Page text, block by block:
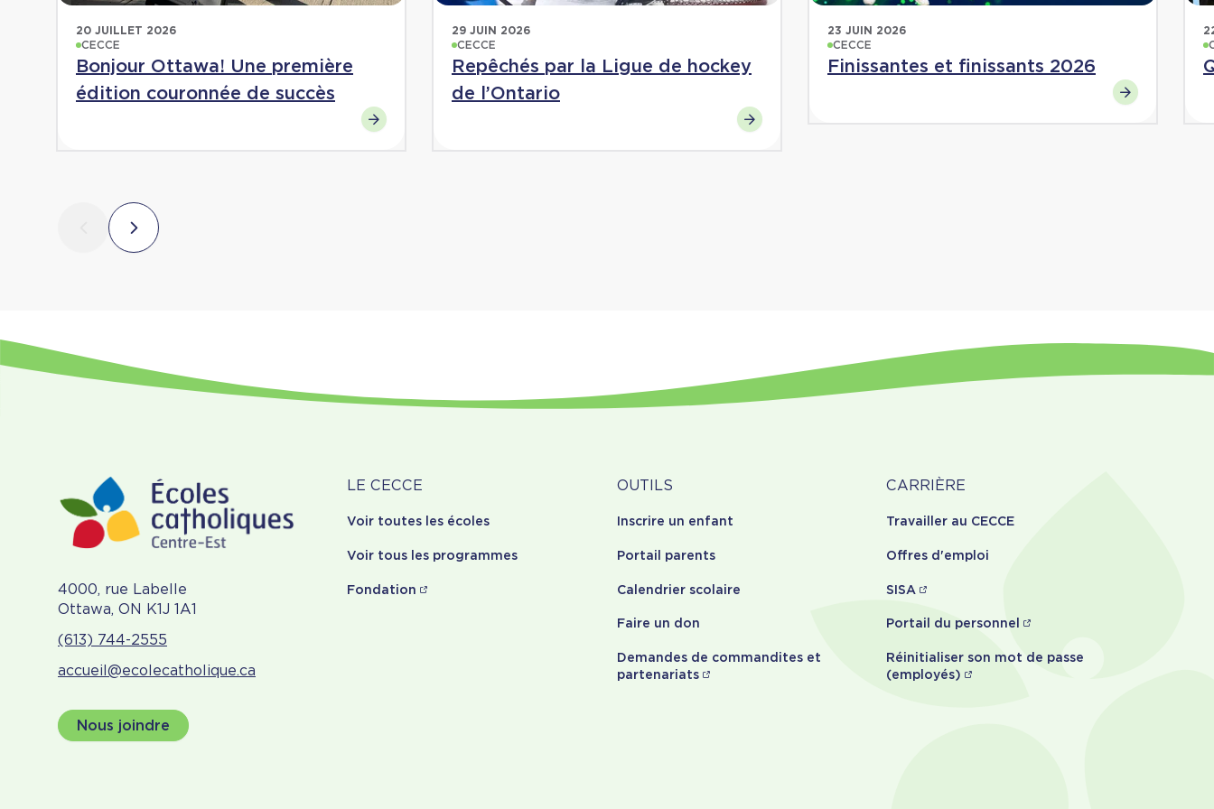
20 JUILLET 2026
CECCE
Bonjour Ottawa! Une première
édition couronnée de succès
29 JUIN 2026
CECCE
Repêchés par la Ligue de hockey
de l’Ontario
23 JUIN 2026
CECCE
Finissantes et finissants 2026
4000, rue Labelle
Ottawa, ON K1J 1A1
(613) 744-2555
accueil@ecolecatholique.ca
Nous joindre
À
propos
LE CECCE
Voir toutes les écoles
Voir tous les programmes
Fondation
Outils
OUTILS
Inscrire un enfant
Portail parents
Calendrier scolaire
Faire un don
Demandes de commandites et
partenariats
Carrière
CARRIÈRE
Travailler au CECCE
Offres d'emploi
SISA
Portail du personnel
Réinitialiser son mot de passe
(employés)